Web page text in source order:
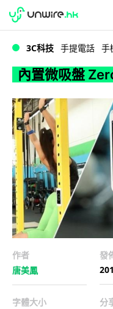
內置微吸
WWDC 2026
3C科技 手提電話 手
內置微吸盤
作者
唐美鳳
發
字體大小 分